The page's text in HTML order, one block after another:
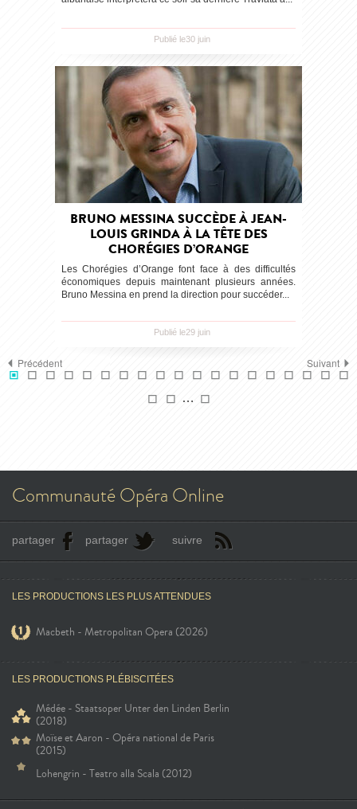
Publié le30 juin
BRUNO MESSINA SUCCÈDE À JEAN-
LOUIS GRINDA À LA TÊTE DES
CHORÉGIES D’ORANGE
Les Chorégies d’Orange font face à des difficultés
économiques depuis maintenant plusieurs années.
Bruno Messina en prend la direction pour succéder...
Publié le29 juin
Précédent
…
Suivant
Communauté Opéra Online
partager partager suivre
LES PRODUCTIONS LES PLUS ATTENDUES
Macbeth - Metropolitan Opera (2026)
LES PRODUCTIONS PLÉBISCITÉES
Médée - Staatsoper Unter den Linden Berlin
(2018)
Moïse et Aaron - Opéra national de Paris
(2015)
Lohengrin - Teatro alla Scala (2012)